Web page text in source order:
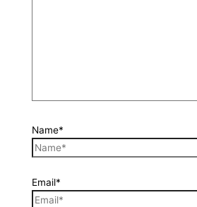
Name*
Email*